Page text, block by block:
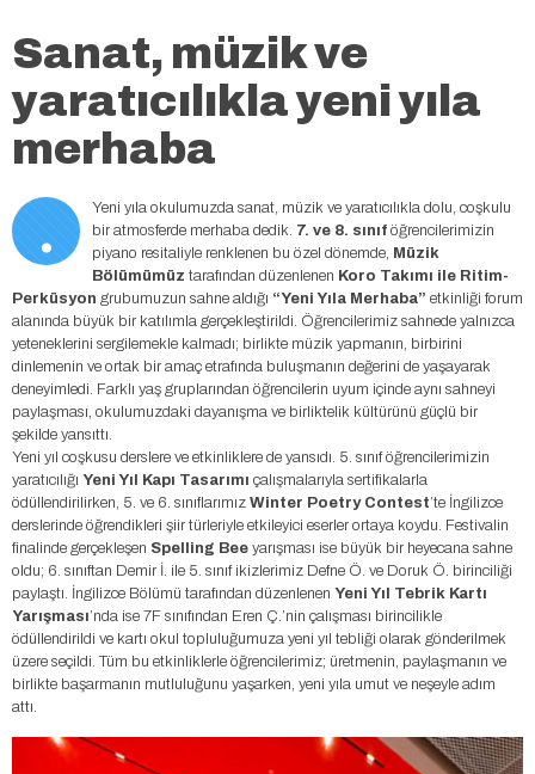
Sanat, müzik ve
yaratıcılıkla yeni yıla
merhaba
.
Yeni yıla okulumuzda sanat, müzik ve yaratıcılıkla dolu, coşkulu
bir atmosferde merhaba dedik. 7. ve 8. sınıf öğrencilerimizin
piyano resitaliyle renklenen bu özel dönemde, Müzik
Bölümümüz tarafından düzenlenen Koro Takımı ile Ritim-
Perküsyon grubumuzun sahne aldığı “Yeni Yıla Merhaba” etkinliği forum
alanında büyük bir katılımla gerçekleştirildi. Öğrencilerimiz sahnede yalnızca
yeteneklerini sergilemekle kalmadı; birlikte müzik yapmanın, birbirini
dinlemenin ve ortak bir amaç etrafında buluşmanın değerini de yaşayarak
deneyimledi. Farklı yaş gruplarından öğrencilerin uyum içinde aynı sahneyi
paylaşması, okulumuzdaki dayanışma ve birliktelik kültürünü güçlü bir
şekilde yansıttı.
Yeni yıl coşkusu derslere ve etkinliklere de yansıdı. 5. sınıf öğrencilerimizin
yaratıcılığı Yeni Yıl Kapı Tasarımı çalışmalarıyla sertifikalarla
ödüllendirilirken, 5. ve 6. sınıflarımız Winter Poetry Contest’te İngilizce
derslerinde öğrendikleri şiir türleriyle etkileyici eserler ortaya koydu. Festivalin
finalinde gerçekleşen Spelling Bee yarışması ise büyük bir heyecana sahne
oldu; 6. sınıftan Demir İ. ile 5. sınıf ikizlerimiz Defne Ö. ve Doruk Ö. birinciliği
paylaştı. İngilizce Bölümü tarafından düzenlenen Yeni Yıl Tebrik Kartı
Yarışması’nda ise 7F sınıfından Eren Ç.’nin çalışması birincilikle
ödüllendirildi ve kartı okul topluluğumuza yeni yıl tebliği olarak gönderilmek
üzere seçildi. Tüm bu etkinliklerle öğrencilerimiz; üretmenin, paylaşmanın ve
birlikte başarmanın mutluluğunu yaşarken, yeni yıla umut ve neşeyle adım
attı.